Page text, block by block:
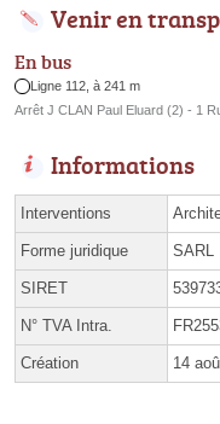
Venir en
En bus
Ligne 112, à 241 m
Arrêt J CLAN Paul Eluard (2) - 1
Informations
Interventions
Forme juridique SARL
SIRET
N° TVA Intra.
Création 14